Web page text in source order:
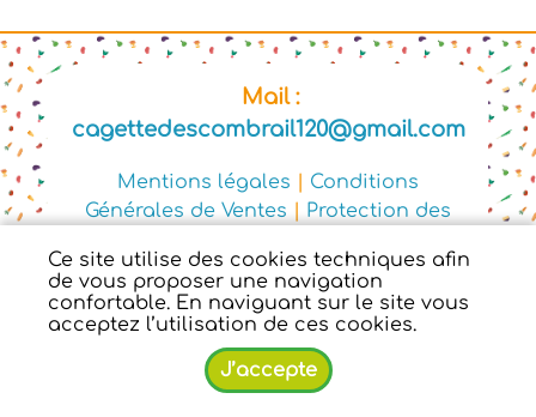
Mail :
cagettedescombrail120@gmail.com
Mentions légales
Conditions
Générales de Ventes
Protection des
© Copyright 2025 - Cagette des
Combr'Ail - Tous droits réservés -
Conception :Dynapse- Partenaire
numérique des circuits courts.
Ce site utilise des cookies techniques afin
de vous proposer une navigation
confortable. En naviguant sur le site vous
acceptez l’utilisation de ces cookies.
J’accepte